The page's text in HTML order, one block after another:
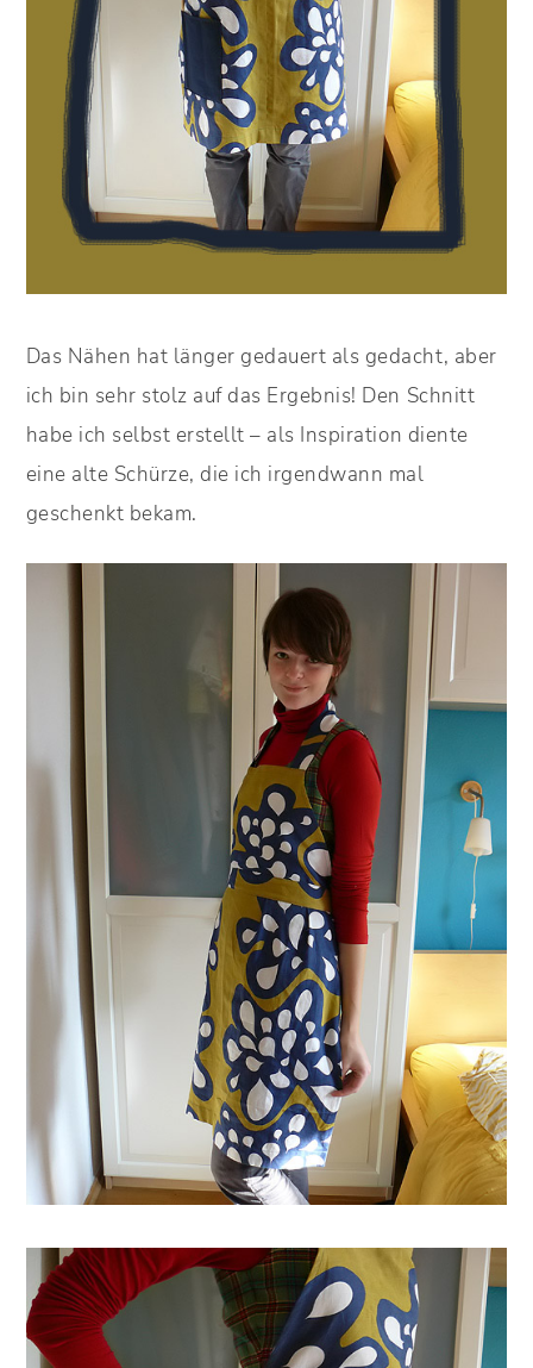
Das Nähen hat länger gedauert als gedacht, aber
ich bin sehr stolz auf das Ergebnis! Den Schnitt
habe ich selbst erstellt – als Inspiration diente
eine alte Schürze, die ich irgendwann mal
geschenkt bekam.